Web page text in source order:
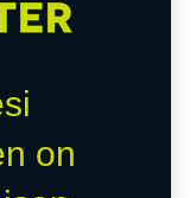
on